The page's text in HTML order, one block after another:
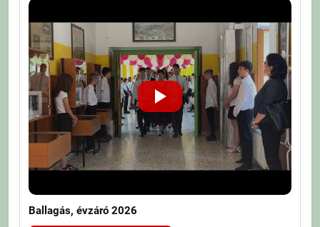
Ballagás, évzáró 2026